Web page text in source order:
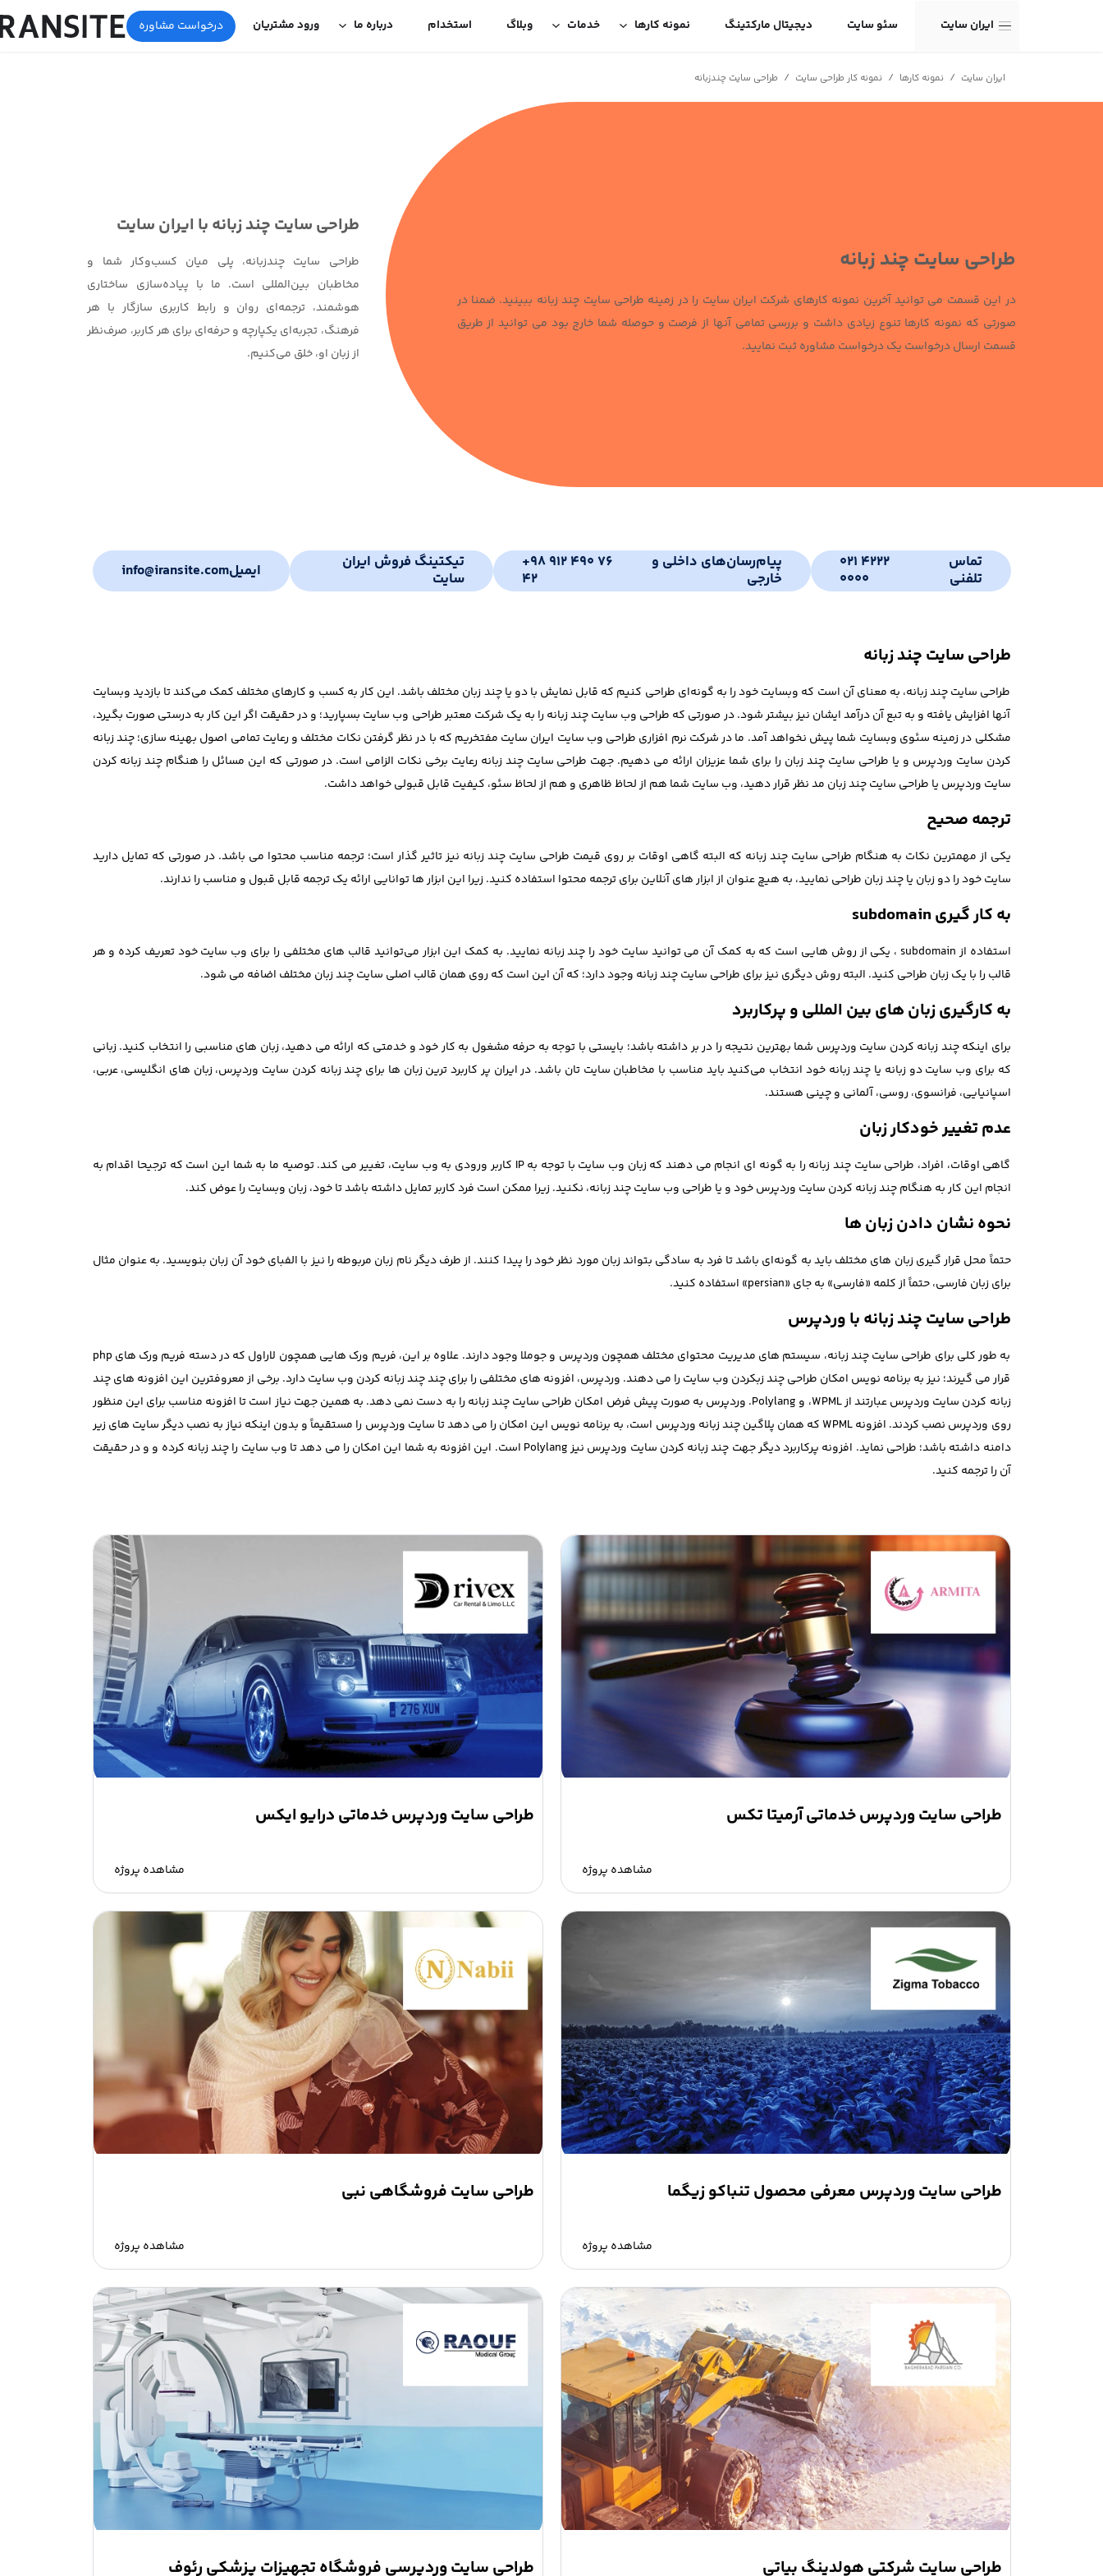
ایران سایت سئو سایت دیجیتال مارکتینگ نمونه کارها خدمات وبلاگ استخدام درباره ما ورود مشتریان درخواست مشاوره
ایران سایت / نمونه کارها / نمونه کار طراحی سایت / طراحی سایت چندزبانه
طراحی سایت چند زبانه
در این قسمت می توانید آخرین نمونه کارهای شرکت ایران سایت را در زمینه طراحی سایت چند زبانه ببینید. ضمنا در
صورتی که نمونه کارها تنوع زیادی داشت و بررسی تمامی آنها از فرصت و حوصله شما خارج بود می توانید از طریق
قسمت ارسال درخواست یک درخواست مشاوره ثبت نمایید.
طراحی سایت چند زبانه با ایران سایت
طراحی سایت چندزبانه، پلی میان کسب‌وکار شما و
مخاطبان بین‌المللی است. ما با پیاده‌سازی ساختاری
هوشمند، ترجمه‌ای روان و رابط کاربری سازگار با هر
فرهنگ، تجربه‌ای یکپارچه و حرفه‌ای برای هر کاربر، صرف‌نظر
از زبان او، خلق می‌کنیم.
تماس
تلفنی
021 4222
0000
پیام‌رسان‌های داخلی و
خارجی
+98 912 490 76
42
تیکتینگ فروش ایران
سایت
ایمیلinfo@iransite.com
طراحی سایت چند زبانه
طراحی سایت چند زبانه، به معنای آن است که وبسایت خود را به گونه‌ای طراحی کنیم که قابل نمایش با دو یا چند زبان مختلف باشد. این کار به کسب و کارهای مختلف کمک می‌کند تا بازدید وبسایت
آنها افزایش یافته و به تبع آن درآمد ایشان نیز بیشتر شود. در صورتی که طراحی وب سایت چند زبانه را به یک شرکت معتبر طراحی وب سایت بسپارید؛ و در حقیقت اگر این کار به درستی صورت بگیرد،
مشکلی در زمینه سئوی وبسایت شما پیش نخواهد آمد. ما در شرکت نرم افزاری طراحی وب سایت ایران سایت مفتخریم که با در نظر گرفتن نکات مختلف و رعایت تمامی اصول بهینه سازی؛ چند زبانه
کردن سایت وردپرس و یا طراحی سایت چند زبان را برای شما عزیزان ارائه می دهیم. جهت طراحی سایت چند زبانه رعایت برخی نکات الزامی است. در صورتی که این مسائل را هنگام چند زبانه کردن
سایت وردپرس یا طراحی سایت چند زبان مد نظر قرار دهید، وب سایت شما هم از لحاظ ظاهری و هم از لحاظ سئو، کیفیت قابل قبولی خواهد داشت.
ترجمه صحیح
یکی از مهمترین نکات به هنگام طراحی سایت چند زبانه که البته گاهی اوقات بر روی قیمت طراحی سایت چند زبانه نیز تاثیر گذار است؛ ترجمه مناسب محتوا می باشد. در صورتی که تمایل دارید
سایت خود را دو زبان یا چند زبان طراحی نمایید، به هیچ عنوان از ابزار های آنلاین برای ترجمه محتوا استفاده کنید. زیرا این ابزار ها توانایی ارائه یک ترجمه قابل قبول و مناسب را ندارند.
به کار گیری subdomain
استفاده از subdomain ، یکی از روش هایی است که به کمک آن می توانید سایت خود را چند زبانه نمایید. به کمک این ابزار می‌توانید قالب های مختلفی را برای وب سایت خود تعریف کرده و هر
قالب را با یک زبان طراحی کنید. البته روش دیگری نیز برای طراحی سایت چند زبانه وجود دارد؛ که آن این است که روی همان قالب اصلی سایت چند زبان مختلف اضافه می شود.
به کارگیری زبان های بین المللی و پرکاربرد
برای اینکه چند زبانه کردن سایت وردپرس شما بهترین نتیجه را در بر داشته باشد؛ بایستی با توجه به حرفه مشغول به کار خود و خدمتی که ارائه می دهید، زبان های مناسبی را انتخاب کنید. زبانی
که برای وب سایت دو زبانه یا چند زبانه خود انتخاب می‌کنید باید مناسب با مخاطبان سایت تان باشد. در ایران پر کاربرد ترین زبان ها برای چند زبانه کردن سایت وردپرس، زبان های انگلیسی، عربی،
اسپانیایی، فرانسوی، روسی، آلمانی و چینی هستند.
عدم تغییر خودکار زبان
گاهی اوقات، افراد، طراحی سایت چند زبانه را به گونه ای انجام می دهند که زبان وب سایت با توجه به IP کاربر ورودی به وب سایت، تغییر می کند. توصیه ما به شما این است که ترجیحا اقدام به
انجام این کار به هنگام چند زبانه کردن سایت وردپرس خود و یا طراحی وب سایت چند زبانه، نکنید. زیرا ممکن است فرد کاربر تمایل داشته باشد تا خود، زبان وبسایت را عوض کند.
نحوه نشان دادن زبان ها
حتماً محل قرار گیری زبان های مختلف باید به گونه‌ای باشد تا فرد به سادگی بتواند زبان مورد نظر خود را پیدا کنند. از طرف دیگر نام زبان مربوطه را نیز با الفبای خود آن زبان بنویسید. به عنوان مثال
برای زبان فارسی، حتماً از کلمه «فارسی» به جای «persian» استفاده کنید.
طراحی سایت چند زبانه با وردپرس
به طور کلی برای طراحی سایت چند زبانه، سیستم های مدیریت محتوای مختلف همچون وردپرس و جوملا وجود دارند. علاوه بر این، فریم ورک هایی همچون لاراول که در دسته فریم ورک های php
قرار می گیرند؛ نیز به برنامه نویس امکان طراحی چند زبکردن وب سایت را می دهند. وردپرس، افزونه های مختلفی را برای چند چند زبانه کردن وب سایت دارد. برخی از معروفترین این افزونه های چند
زبانه کردن سایت وردپرس عبارتند از WPML، و Polylang. وردپرس به صورت پیش فرض امکان طراحی سایت چند زبانه را به دست نمی دهد. به همین جهت نیاز است تا افزونه مناسب برای این منظور
روی وردپرس نصب کردند. افزونه WPML که همان پلاگین چند زبانه وردپرس است، به برنامه نویس این امکان را می دهد تا سایت وردپرس را مستقیماً و بدون اینکه نیاز به نصب دیگر سایت های زیر
دامنه داشته باشد؛ طراحی نماید. افزونه پرکاربرد دیگر جهت چند زبانه کردن سایت وردپرس نیز Polylang است. این افزونه به شما این امکان را می دهد تا وب سایت را چند زبانه کرده و و در حقیقت
آن را ترجمه کنید.
طراحی سایت وردپرس خدماتی آرمیتا تکس
مشاهده پروژه
طراحی سایت وردپرس خدماتی درایو ایکس
مشاهده پروژه
طراحی سایت وردپرس معرفی محصول تنباکو زیگما
مشاهده پروژه
طراحی سایت فروشگاهی نبی
مشاهده پروژه
طراحی سایت شرکتی هولدینگ بیاتی طراحی سایت وردپرسی فروشگاه تجهیزات پزشکی رئوف